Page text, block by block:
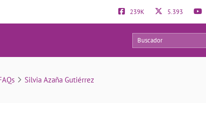
239K 5.393
FAQs
138 0
Silvia Azaña Gutiérrez